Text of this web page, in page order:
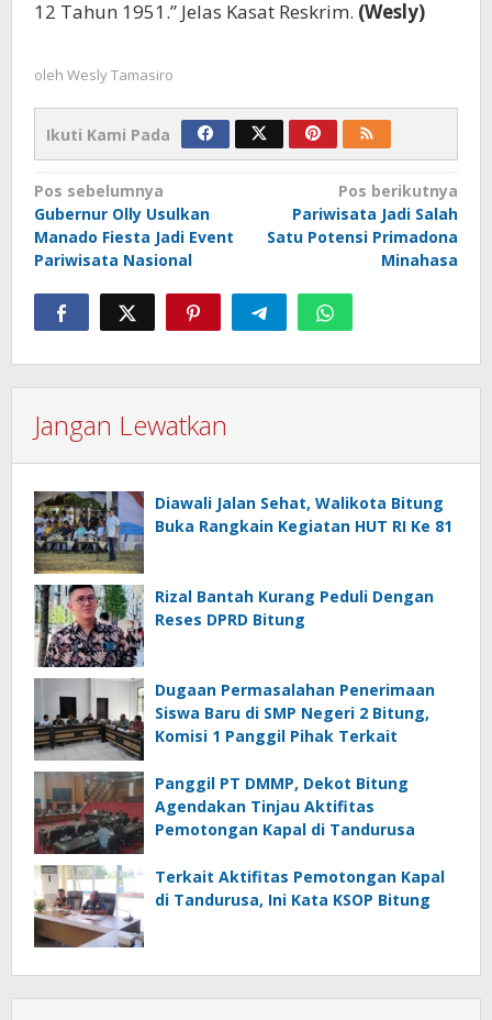
12 Tahun 1951.” Jelas Kasat Reskrim. (Wesly)
oleh Wesly Tamasiro
Ikuti Kami Pada
Navigasi
pos
Pos sebelumnya
Gubernur Olly Usulkan
Manado Fiesta Jadi Event
Pariwisata Nasional
Pos berikutnya
Pariwisata Jadi Salah
Satu Potensi Primadona
Minahasa
Jangan Lewatkan
Diawali Jalan Sehat, Walikota Bitung
Buka Rangkain Kegiatan HUT RI Ke 81
Rizal Bantah Kurang Peduli Dengan
Reses DPRD Bitung
Dugaan Permasalahan Penerimaan
Siswa Baru di SMP Negeri 2 Bitung,
Komisi 1 Panggil Pihak Terkait
Panggil PT DMMP, Dekot Bitung
Agendakan Tinjau Aktifitas
Pemotongan Kapal di Tandurusa
Terkait Aktifitas Pemotongan Kapal
di Tandurusa, Ini Kata KSOP Bitung